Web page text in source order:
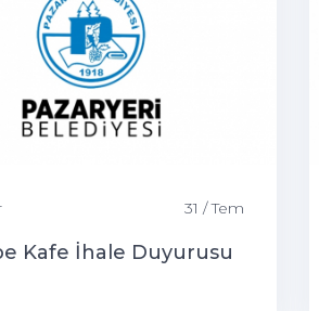
31 / Tem
Kafe İhale Duyurusu